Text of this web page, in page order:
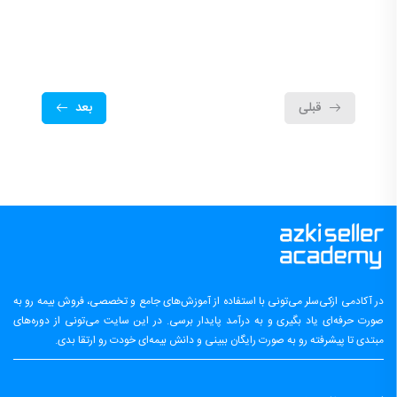
قبلی بعد
در آکادمی ازکی‌سلر می‌تونی با استفاده از آموزش‌های جامع و تخصصی، فروش بیمه رو به
صورت حرفه‌ای یاد بگیری و به درآمد پایدار برسی. در این سایت می‌تونی از دوره‌های
مبتدی تا پیشرفته رو به صورت رایگان ببینی و دانش بیمه‌ای خودت رو ارتقا بدی.